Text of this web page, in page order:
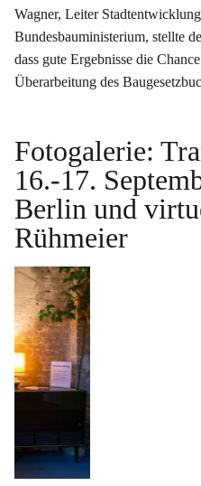
Wagner, Leiter
Bundesbauministerium, stellte
dass gute Ergebnisse die
Überarbeitung des
Fotogalerie:
16.-17.
Berlin und
Rühmeier